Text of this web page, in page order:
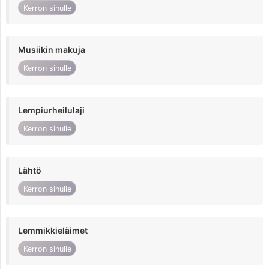
Kerron sinulle
Musiikin makuja
Kerron sinulle
Lempiurheilulaji
Kerron sinulle
Lähtö
Kerron sinulle
Lemmikkieläimet
Kerron sinulle